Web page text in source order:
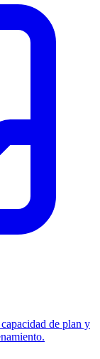
de plan y